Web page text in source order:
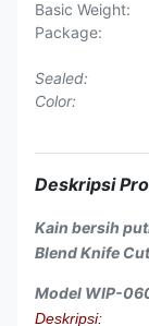
Basic Weight:
Package:
Sealed:
Color:
Deskripsi
Kain bersih
Blend Knife Cut
Model WIP-
Deskripsi: